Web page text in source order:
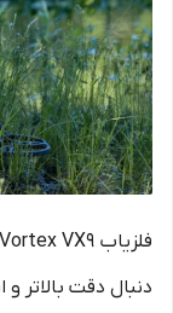
دنبال دقت بالاتر